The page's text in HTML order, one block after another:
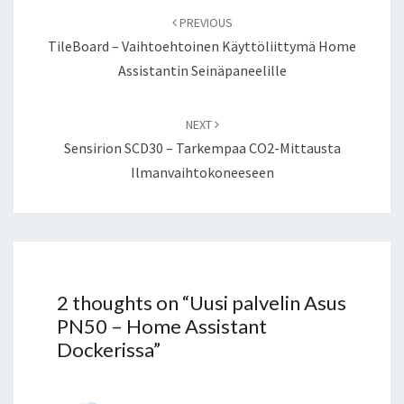
PREVIOUS
TileBoard – Vaihtoehtoinen Käyttöliittymä Home
Assistantin Seinäpaneelille
NEXT
Sensirion SCD30 – Tarkempaa CO2-Mittausta
Ilmanvaihtokoneeseen
2 thoughts on “Uusi palvelin Asus
PN50 – Home Assistant
Dockerissa”